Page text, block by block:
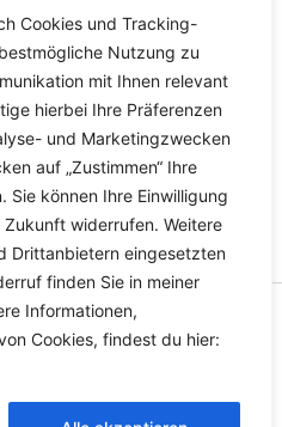
Cookies und Tracking-
Nutzung zu
mit Ihnen relevant
hierbei Ihre Präferenzen
und Marketingzwecken
auf „Zustimmen“ Ihre
Sie können Ihre Einwilligung
widerrufen. Weitere
Drittanbietern eingesetzten
finden Sie in meiner
Informationen,
Cookies, findest du hier:
Details
für Fahrzeugteile, Ersatzteile
Zubehör für Werkstätten.